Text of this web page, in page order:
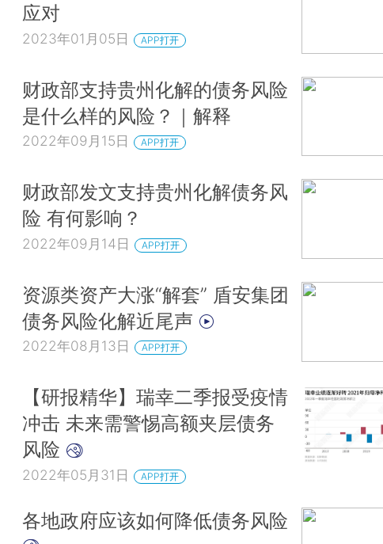
应对
2023年01月05日 APP打开
财政部支持贵州化解的债务风险
是什么样的风险？｜解释
2022年09月15日 APP打开
财政部发文支持贵州化解债务风
险 有何影响？
2022年09月14日 APP打开
资源类资产大涨“解套” 盾安集团
债务风险化解近尾声
2022年08月13日 APP打开
【研报精华】瑞幸二季报受疫情
冲击 未来需警惕高额夹层债务
风险
2022年05月31日 APP打开
各地政府应该如何降低债务风险